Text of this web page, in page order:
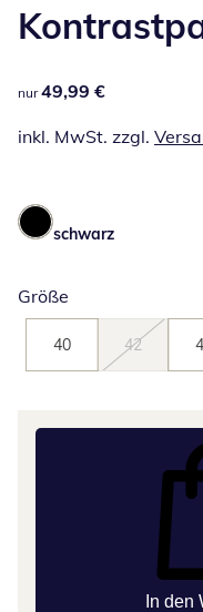
49,99 €
nur 49,99 €
inkl. MwSt. zzgl.
schwarz
Größe
40 42
In den